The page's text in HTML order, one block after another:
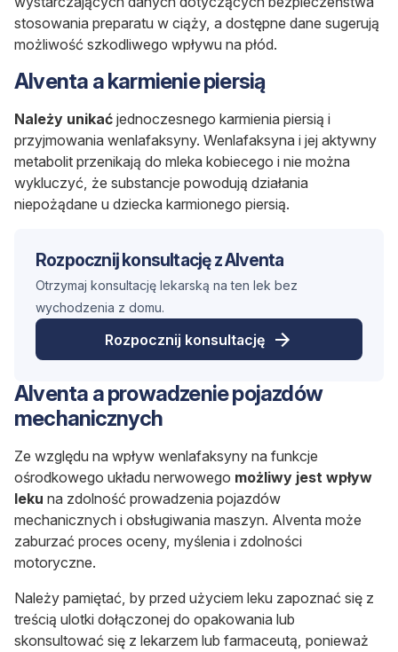
stosowania preparatu w ciąży, a dostępne dane sugerują
możliwość szkodliwego wpływu na płód.
Alventa a karmienie piersią
Należy unikać jednoczesnego karmienia piersią i
przyjmowania wenlafaksyny. Wenlafaksyna i jej aktywny
metabolit przenikają do mleka kobiecego i nie można
wykluczyć, że substancje powodują działania
niepożądane u dziecka karmionego piersią.
Rozpocznij konsultację z Alventa
Otrzymaj konsultację lekarską na ten lek bez
wychodzenia z domu.
Rozpocznij konsultację
Alventa a prowadzenie pojazdów
mechanicznych
Ze względu na wpływ wenlafaksyny na funkcje
ośrodkowego układu nerwowego możliwy jest wpływ
leku na zdolność prowadzenia pojazdów
mechanicznych i obsługiwania maszyn. Alventa może
zaburzać proces oceny, myślenia i zdolności
motoryczne.
Należy pamiętać, by przed użyciem leku zapoznać się z
treścią ulotki dołączonej do opakowania lub
skonsultować się z lekarzem lub farmaceutą, ponieważ